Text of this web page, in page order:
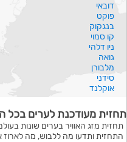
דובאי
פוקט
בנגקוק
קו סמוי
ניו דלהי
גואה
מלבורן
סידני
אוקלנד
תחזית מעודכנת לערים בכל
תחזית מזג האוויר בערים שונות
התחזית ותדעו מה ללבוש, מה לארוז